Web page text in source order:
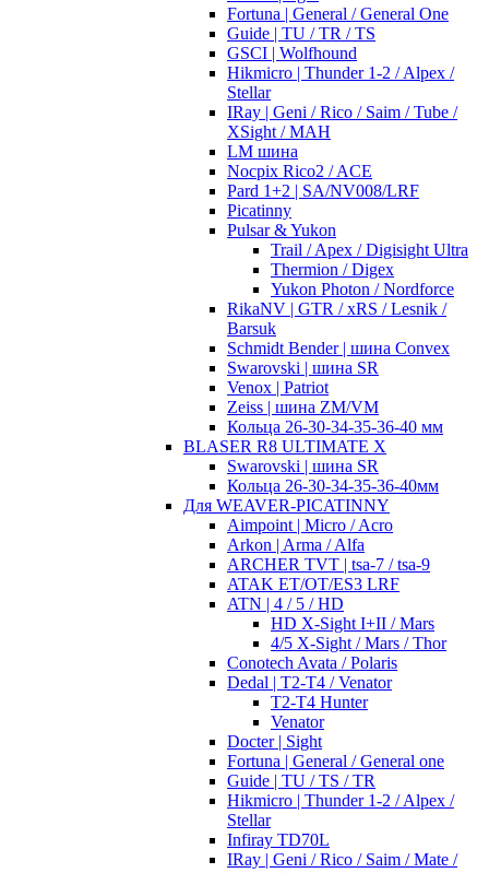
Fortuna | General / General One
Guide | TU / TR / TS
GSCI | Wolfhound
Hikmicro | Thunder 1-2 / Alpex /
Stellar
IRay | Geni / Rico / Saim / Tube /
XSight / MAH
LM шина
Nocpix Rico2 / ACE
Pard 1+2 | SA/NV008/LRF
Picatinny
Pulsar & Yukon
Trail / Apex / Digisight Ultra
Thermion / Digex
Yukon Photon / Nordforce
RikaNV | GTR / xRS / Lesnik /
Barsuk
Schmidt Bender | шина Convex
Swarovski | шина SR
Venox | Patriot
Zeiss | шина ZM/VM
Кольца 26-30-34-35-36-40 мм
BLASER R8 ULTIMATE X
Swarovski | шина SR
Кольца 26-30-34-35-36-40мм
Для WEAVER-PICATINNY
Aimpoint | Micro / Acro
Arkon | Arma / Alfa
ARCHER TVT | tsa-7 / tsa-9
ATAK ET/OT/ES3 LRF
ATN | 4 / 5 / HD
HD X-Sight I+II / Mars
4/5 X-Sight / Mars / Thor
Conotech Avata / Polaris
Dedal | T2-T4 / Venator
T2-T4 Hunter
Venator
Docter | Sight
Fortuna | General / General one
Guide | TU / TS / TR
Hikmicro | Thunder 1-2 / Alpex /
Stellar
Infiray TD70L
IRay | Geni / Rico / Saim / Mate /